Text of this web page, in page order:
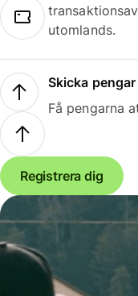
utomlands.
Skicka
Få pengarna
Registrera dig